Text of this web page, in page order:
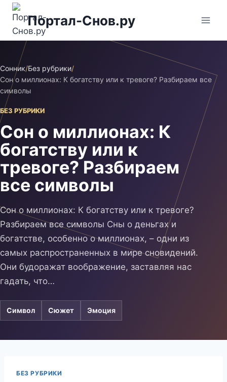
Перейти
содержимому
Портал-Снов.ру
Сонник/Без рубрики/
Сон о миллионах: К богатству или к тревоге? Разбираем все
символы
БЕЗ РУБРИКИ
Сон о миллионах: К
богатству или к
тревоге? Разбираем
все символы
Сон о миллионах: К богатству или к тревоге?
Разбираем все символы Сны о деньгах и
богатстве, особенно о миллионах, – одни из
самых распространенных в мире сновидений.
Они будоражат воображение, заставляя нас
гадать, что…
Символ Сюжет Эмоция
БЕЗ РУБРИКИ